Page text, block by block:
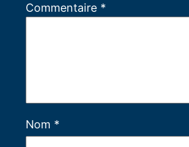
Commentaire *
Nom *